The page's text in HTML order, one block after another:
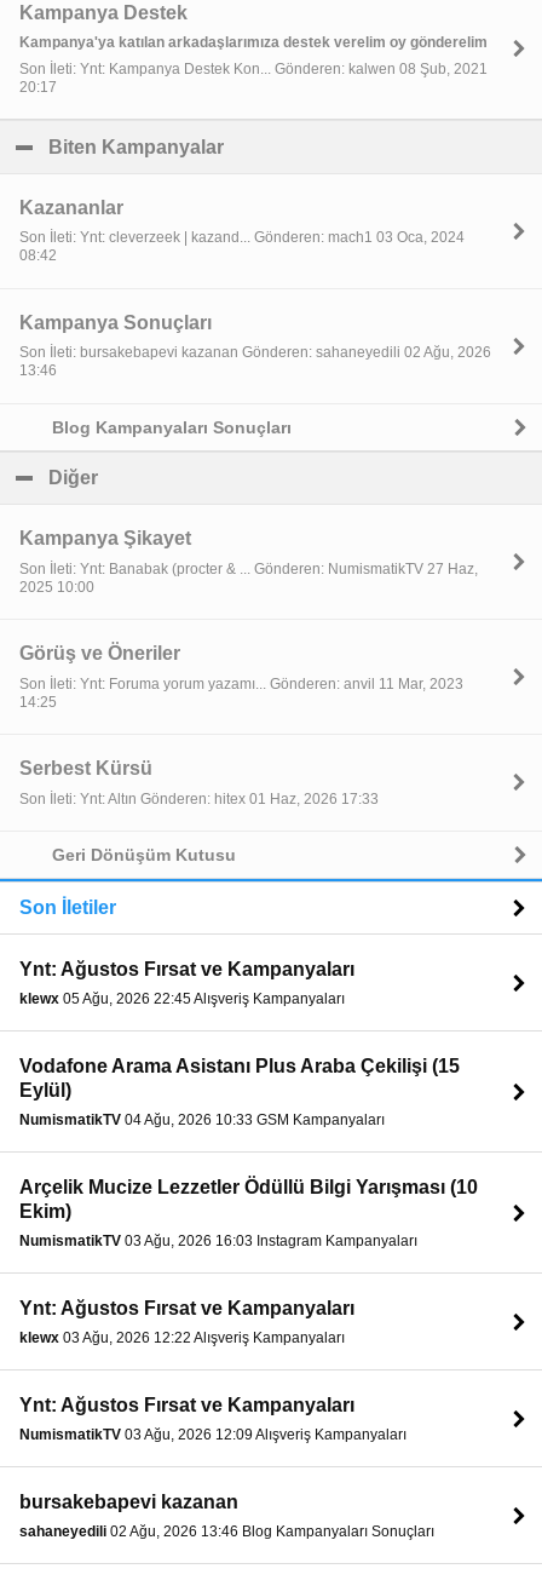
Kampanya Destek
Kampanya'ya katılan arkadaşlarımıza destek verelim oy gönderelim
Son İleti: Ynt: Kampanya Destek Kon... Gönderen: kalwen 08 Şub, 2021
20:17
Biten Kampanyalar
Kazananlar
Son İleti: Ynt: cleverzeek | kazand... Gönderen: mach1 03 Oca, 2024
08:42
Kampanya Sonuçları
Son İleti: bursakebapevi kazanan Gönderen: sahaneyedili 02 Ağu, 2026
13:46
Blog Kampanyaları Sonuçları
Diğer
Kampanya Şikayet
Son İleti: Ynt: Banabak (procter & ... Gönderen: NumismatikTV 27 Haz,
2025 10:00
Görüş ve Öneriler
Son İleti: Ynt: Foruma yorum yazamı... Gönderen: anvil 11 Mar, 2023
14:25
Serbest Kürsü
Son İleti: Ynt: Altın Gönderen: hitex 01 Haz, 2026 17:33
Geri Dönüşüm Kutusu
Son İletiler
Ynt: Ağustos Fırsat ve Kampanyaları
klewx 05 Ağu, 2026 22:45 Alışveriş Kampanyaları
Vodafone Arama Asistanı Plus Araba Çekilişi (15
Eylül)
NumismatikTV 04 Ağu, 2026 10:33 GSM Kampanyaları
Arçelik Mucize Lezzetler Ödüllü Bilgi Yarışması (10
Ekim)
NumismatikTV 03 Ağu, 2026 16:03 Instagram Kampanyaları
Ynt: Ağustos Fırsat ve Kampanyaları
klewx 03 Ağu, 2026 12:22 Alışveriş Kampanyaları
Ynt: Ağustos Fırsat ve Kampanyaları
NumismatikTV 03 Ağu, 2026 12:09 Alışveriş Kampanyaları
bursakebapevi kazanan
sahaneyedili 02 Ağu, 2026 13:46 Blog Kampanyaları Sonuçları